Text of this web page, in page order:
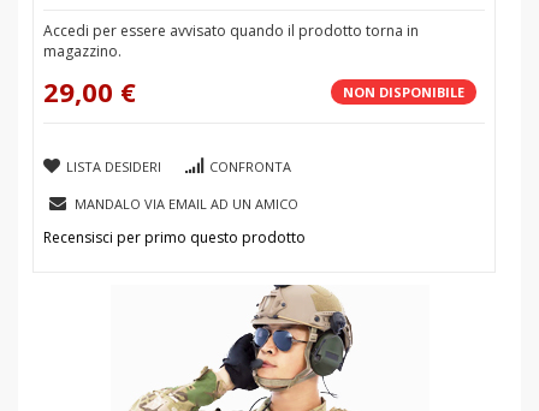
Accedi per essere avvisato quando il prodotto torna in
magazzino.
NON DISPONIBILE
29,00 €
LISTA DESIDERI CONFRONTA
MANDALO VIA EMAIL AD UN AMICO
Recensisci per primo questo prodotto